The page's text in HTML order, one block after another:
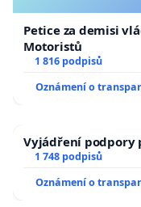
Petice za demisi
Motoristů
1 816 podpisů
Oznámení o
Vyjádření podpory
1 748 podpisů
Oznámení o